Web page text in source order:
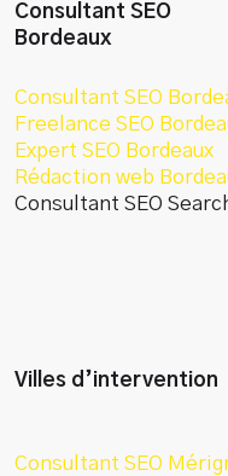
Consultant SEO
Bordeaux
Consultant SEO
Freelance SEO
Expert SEO Bordeaux
Rédaction web
Consultant SEO
Villes d’intervention
Consultant SEO